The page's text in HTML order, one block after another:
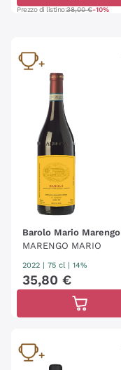
Prezzo di listino:38,00 €-10%
Barolo Mario Marengo
MARENGO MARIO
2022 75 cl | 14%
35,80 €